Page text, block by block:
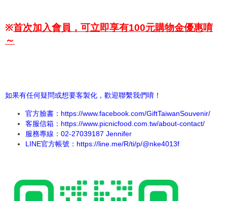
※首次加入會員，可立即享有100元購物金優惠唷
～
如果有任何疑問或想要客製化，歡迎聯繫我們唷！
官方臉書： https://www.facebook.com/GiftTaiwanSouvenir/
客服信箱：https://www.picnicfood.com.tw/about-contact/
服務專線：02-27039187 Jennifer
LINE官方帳號： https://line.me/R/ti/p/@nke4013f